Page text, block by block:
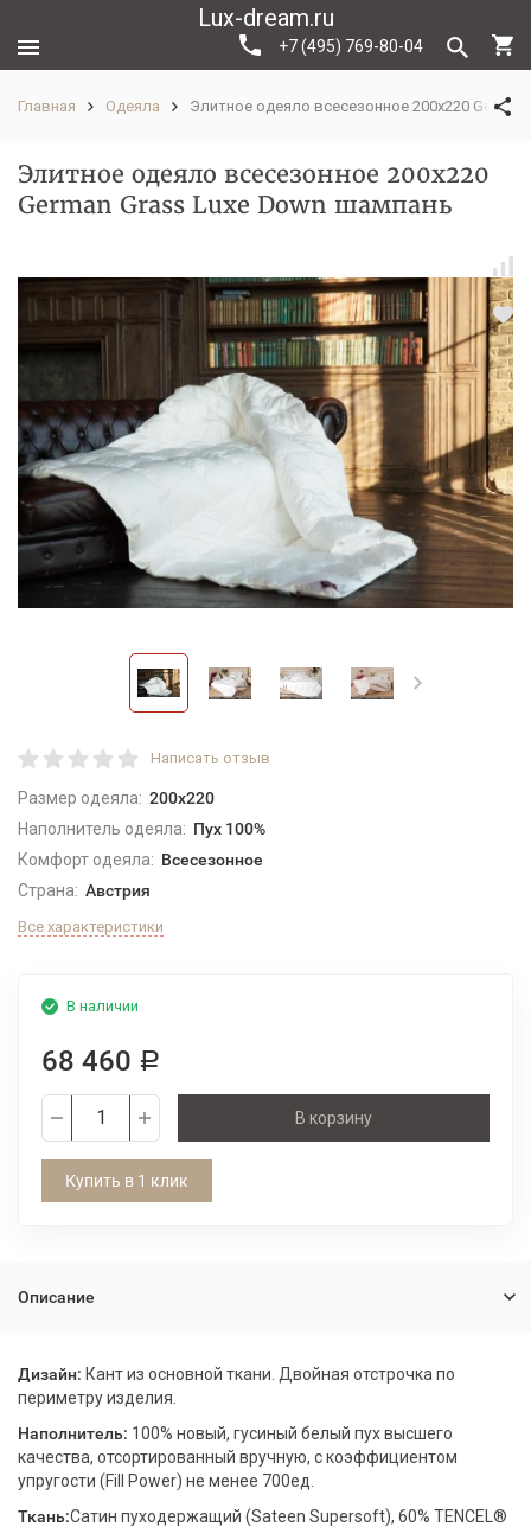
Lux-dream.ru
+7 (495) 769-80-04
Главная Одеяла Элитное одеяло всесезонное 200х220
Элитное одеяло всесезонное 200х220
German Grass Luxe Down шампань
Написать отзыв
Размер одеяла: 200x220
Наполнитель одеяла: Пух 100%
Комфорт одеяла: Всесезонное
Страна: Австрия
Все характеристики
В наличии
68 460 Р
В корзину
Купить в 1 клик
Описание
Дизайн: Кант из основной ткани. Двойная отстрочка по
периметру изделия.
Наполнитель: 100% новый, гусиный белый пух высшего
качества, отсортированный вручную, с коэффициентом
упругости (Fill Power) не менее 700ед.
Ткань:Сатин пуходержащий (Sateen Supersoft), 60% TENCEL®